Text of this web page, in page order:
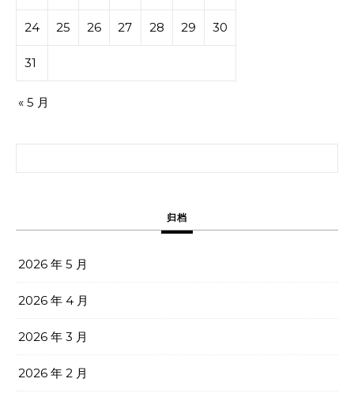
24 25 26 27 28 29 30
31
« 5 月
归档
2026 年 5 月
2026 年 4 月
2026 年 3 月
2026 年 2 月